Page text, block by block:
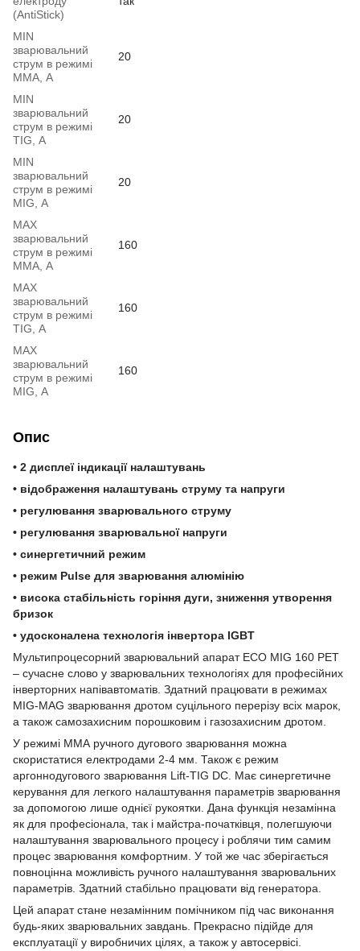
(AntiStick)
MIN
зварювальний
струм в режимі
ММА, А
20
MIN
зварювальний
струм в режимі
TIG, А
20
MIN
зварювальний
струм в режимі
MIG, А
20
MAX
зварювальний
струм в режимі
ММА, А
160
MAX
зварювальний
струм в режимі
TIG, А
160
MAX
зварювальний
струм в режимі
MIG, А
160
Опис
• 2 дисплеї індикації налаштувань
• відображення налаштувань струму та напруги
• регулювання зварювального струму
• регулювання зварювальної напруги
• синергетичний режим
• режим Pulse для зварювання алюмінію
• висока стабільність горіння дуги, зниження утворення
бризок
• удосконалена технологія інвертора IGBT
Мультипроцесорний зварювальний апарат ECO MIG 160 PET
– сучасне слово у зварювальних технологіях для професійних
інверторних напівавтоматів. Здатний працювати в режимах
MIG-MAG зварювання дротом суцільного перерізу всіх марок,
а також самозахисним порошковим і газозахисним дротом.
У режимі ММА ручного дугового зварювання можна
скористатися електродами 2-4 мм. Також є режим
аргоннодугового зварювання Lift-TIG DC. Має синергетичне
керування для легкого налаштування параметрів зварювання
за допомогою лише однієї рукоятки. Дана функція незамінна
як для професіонала, так і майстра-початківця, полегшуючи
налаштування зварювального процесу і роблячи тим самим
процес зварювання комфортним. У той же час зберігається
повноцінна можливість ручного налаштування зварювальних
параметрів. Здатний стабільно працювати від генератора.
Цей апарат стане незамінним помічником під час виконання
будь-яких зварювальних завдань. Прекрасно підійде для
експлуатації у виробничих цілях, а також у автосервісі.